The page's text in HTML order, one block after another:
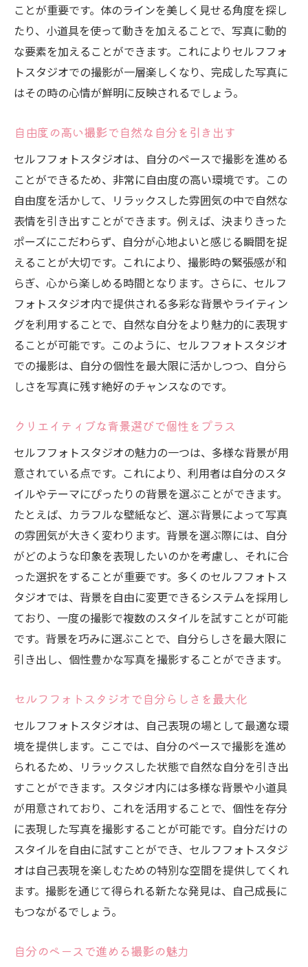
スタジオの設備を確認する重要性
写真のスタイルに合った背景を選ぶ
照明の種類がもたらす効果を理解する
セルフフォトスタジオでストレスフリーな撮影
を実現する秘訣
リラックスして撮影を楽しむための準備
セルフフォトスタジオでの時間管理術
心地よい撮影空間を作るための工夫
撮影前に知っておきたいリラックス法
余裕を持って撮影を楽しむコツ
撮影ストレスを軽減する背景と照明の選び
方
セルフフォトスタジオ予約制のメリット自由な
時間を楽しむ
予約制で得られる安心感と自由度
撮影計画を立てるためのアドバイス
時間を気にせず撮影を満喫する
予約制のセルフフォトスタジオを賢く選ぶ
セルフフォトスタジオ利用者の声理想の一枚を
手に入れる方法
利用者の体験談から学ぶ成功の秘訣
理想の写真を撮るためのステップ
ユーザーが語る背景選びのポイント
セルフフォトスタジオの活用法を探る
成功する撮影プランの立て方
利用者の声に基づくスタジオ選びのコツ
セルフフォトスタジオで撮影を楽しむためのポ
セルフフォトスタジオ初心者向けガイド
撮影を楽しむための準備と心構え
スタジオ内での効果的な動き方
撮影時のアングルやポーズの工夫
セルフフォトスタジオでのクリエイティブ
な表現方法
セルフフォトスタジオの利用者が語る背景選び
の重要性
背景が写真に与える影響を理解する
セルフフォトスタジオで背景を効果的に活
ことが重要です。体のラインを美しく見せる角度を探し
たり、小道具を使って動きを加えることで、写真に動的
な要素を加えることができます。これによりセルフフォ
トスタジオでの撮影が一層楽しくなり、完成した写真に
はその時の心情が鮮明に反映されるでしょう。
自由度の高い撮影で自然な自分を引き出す
セルフフォトスタジオは、自分のペースで撮影を進める
ことができるため、非常に自由度の高い環境です。この
自由度を活かして、リラックスした雰囲気の中で自然な
表情を引き出すことができます。例えば、決まりきった
ポーズにこだわらず、自分が心地よいと感じる瞬間を捉
えることが大切です。これにより、撮影時の緊張感が和
らぎ、心から楽しめる時間となります。さらに、セルフ
フォトスタジオ内で提供される多彩な背景やライティン
グを利用することで、自然な自分をより魅力的に表現す
ることが可能です。このように、セルフフォトスタジオ
での撮影は、自分の個性を最大限に活かしつつ、自分ら
しさを写真に残す絶好のチャンスなのです。
クリエイティブな背景選びで個性をプラス
セルフフォトスタジオの魅力の一つは、多様な背景が用
意されている点です。これにより、利用者は自分のスタ
イルやテーマにぴったりの背景を選ぶことができます。
たとえば、カラフルな壁紙など、選ぶ背景によって写真
の雰囲気が大きく変わります。背景を選ぶ際には、自分
がどのような印象を表現したいのかを考慮し、それに合
った選択をすることが重要です。多くのセルフフォトス
タジオでは、背景を自由に変更できるシステムを採用し
ており、一度の撮影で複数のスタイルを試すことが可能
です。背景を巧みに選ぶことで、自分らしさを最大限に
引き出し、個性豊かな写真を撮影することができます。
セルフフォトスタジオで自分らしさを最大化
セルフフォトスタジオは、自己表現の場として最適な環
境を提供します。ここでは、自分のペースで撮影を進め
られるため、リラックスした状態で自然な自分を引き出
すことができます。スタジオ内には多様な背景や小道具
が用意されており、これを活用することで、個性を存分
に表現した写真を撮影することが可能です。自分だけの
スタイルを自由に試すことができ、セルフフォトスタジ
オは自己表現を楽しむための特別な空間を提供してくれ
ます。撮影を通じて得られる新たな発見は、自己成長に
もつながるでしょう。
自分のペースで進める撮影の魅力